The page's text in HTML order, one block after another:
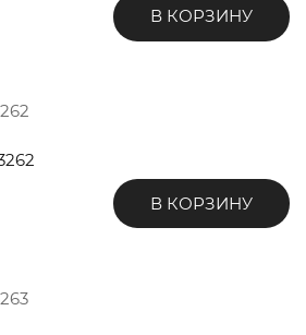
В КОРЗИНУ
В КОРЗИНУ